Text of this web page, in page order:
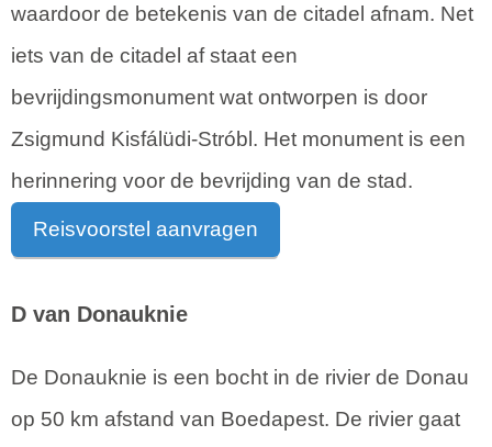
waardoor de betekenis van de citadel afnam. Net
iets van de citadel af staat een
bevrijdingsmonument wat ontworpen is door
Zsigmund Kisfálüdi-Stróbl. Het monument is een
herinnering voor de bevrijding van de stad.
Reisvoorstel aanvragen
D van Donauknie
De Donauknie is een bocht in de rivier de Donau
op 50 km afstand van Boedapest. De rivier gaat